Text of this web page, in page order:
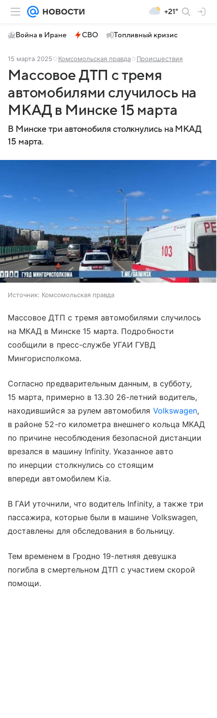
+21°
Война в Иране СВО Топливный кризис
15 марта 2025 Комсомольская правда Происшествия
Массовое ДТП с тремя
автомобилями случилось на
МКАД в Минске 15 марта
В Минске три автомобиля столкнулись на МКАД
15 марта.
Источник: Комсомольская правда
Массовое ДТП с тремя автомобилями случилось
на МКАД в Минске 15 марта. Подробности
сообщили в пресс-службе УГАИ ГУВД
Мингорисполкома.
Согласно предварительным данным, в субботу,
15 марта, примерно в 13.30 26-летний водитель,
находившийся за рулем автомобиля Volkswagen,
в районе 52-го километра внешнего кольца МКАД
по причине несоблюдения безопасной дистанции
врезался в машину Infinity. Указанное авто
по инерции столкнулись со стоящим
впереди автомобилем Kia.
В ГАИ уточнили, что водитель Infinity, а также три
пассажира, которые были в машине Volkswagen,
доставлены для обследования в больницу.
Тем временем в Гродно 19-летняя девушка
погибла в смертельном ДТП с участием скорой
помощи.